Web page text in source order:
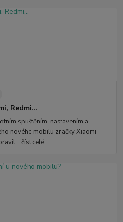
Redmi...
spuštěním, nastavením a
nového mobilu značky Xiaomi
číst celé